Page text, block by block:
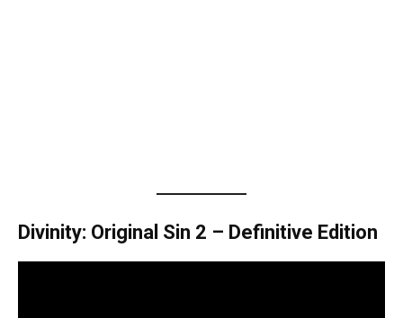
Divinity: Original Sin 2 – Definitive Edition